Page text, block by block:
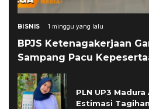
BISNIS 1 minggu yang lalu
BPJS Ketenagakerjaan
Sampang Pacu
PLN UP3
Estimasi